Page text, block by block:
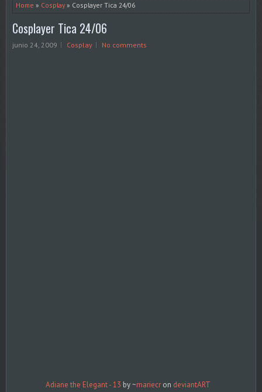
Home » Cosplay» Cosplayer Tica 24/06
Cosplayer Tica 24/06
junio 24, 2009 Cosplay No comments
Adiane the Elegant - 13 by ~mariecr on deviantART